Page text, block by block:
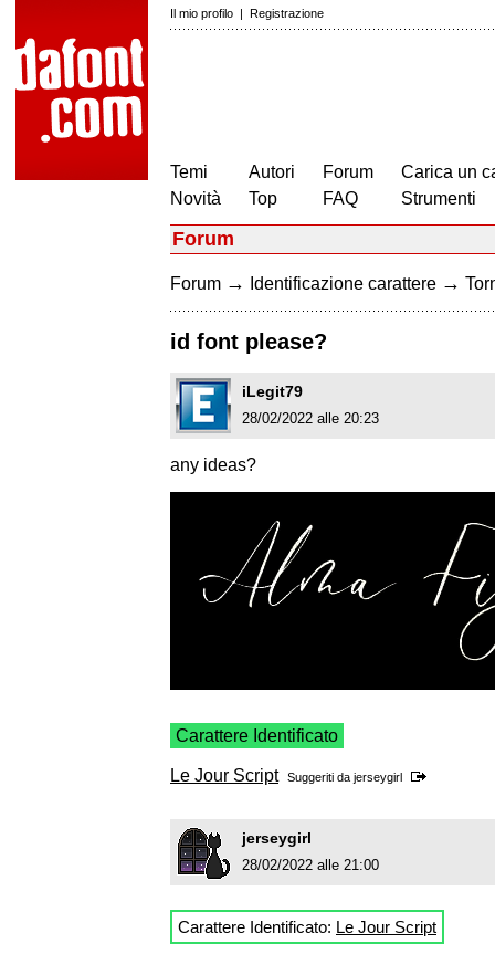
Il mio profilo | Registrazione
Temi
Novità
Autori
Top
Forum
FAQ
Carica un
Strumenti
Forum
Forum → Identificazione carattere →
id font please?
iLegit79
28/02/2022 alle 20:23
any ideas?
Carattere Identificato
Le Jour Script Suggeriti da jerseygirl
jerseygirl
28/02/2022 alle 21:00
Carattere Identificato: Le Jour Script